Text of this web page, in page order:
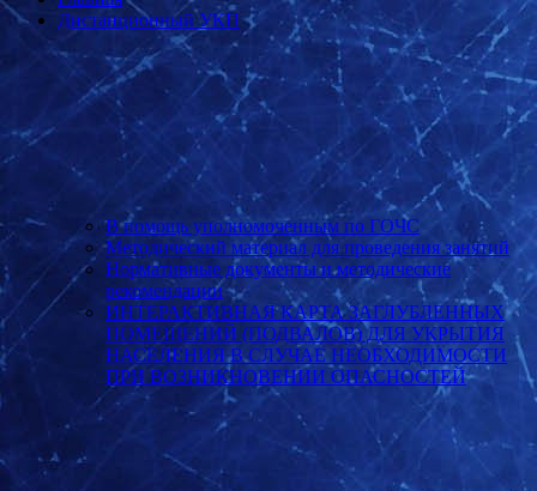
Дистанционный УКП
В помощь уполномоченным по ГОЧС
Методический материал для проведения занятий
Нормативные документы и методические
рекомендации
ИНТЕРАКТИВНАЯ КАРТА ЗАГЛУБЛЕННЫХ
ПОМЕЩЕНИЙ (ПОДВАЛОВ) ДЛЯ УКРЫТИЯ
НАСЕЛЕНИЯ В СЛУЧАЕ НЕОБХОДИМОСТИ
ПРИ ВОЗНИКНОВЕНИИ ОПАСНОСТЕЙ